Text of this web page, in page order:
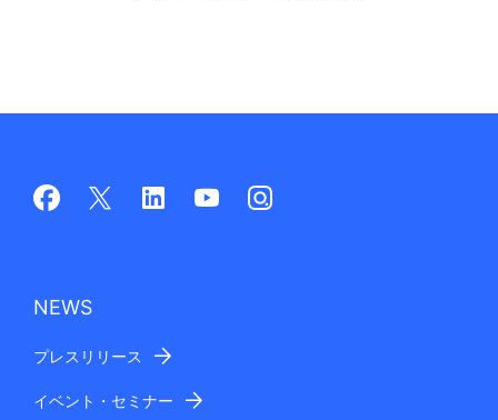
NEWS
プレスリリース
イベント・セミナー